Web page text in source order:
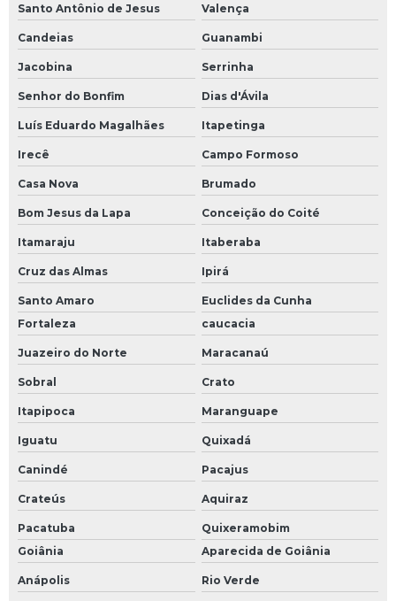
Santo Antônio de Jesus Valença
Candeias Guanambi
Jacobina Serrinha
Senhor do Bonfim Dias d'Ávila
Luís Eduardo Magalhães Itapetinga
Irecê Campo Formoso
Casa Nova Brumado
Bom Jesus da Lapa Conceição do Coité
Itamaraju Itaberaba
Cruz das Almas Ipirá
Santo Amaro
Euclides da Cunha
Fortaleza
caucacia
Juazeiro do Norte Maracanaú
Sobral Crato
Itapipoca Maranguape
Iguatu Quixadá
Canindé Pacajus
Crateús Aquiraz
Pacatuba
Quixeramobim
Goiânia
Aparecida de Goiânia
Anápolis Rio Verde